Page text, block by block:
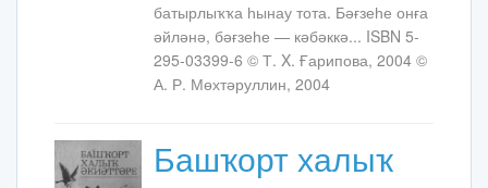
батырлыҡҡа һынау тота. Бәғзеһе онға
әйләнә, бәғзеһе — кәбәккә... ISBN 5-
295-03399-6 © Т. X. Ғарипова, 2004 ©
А. Р. Мөхтәруллин, 2004
Башҡорт халыҡ